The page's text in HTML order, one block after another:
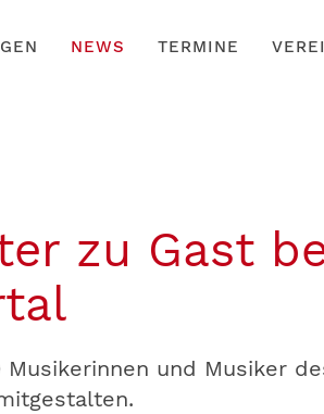
NEWS TERMINE
zu Gast
und Musiker